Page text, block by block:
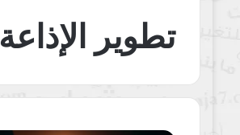
تطوير الإذاعة